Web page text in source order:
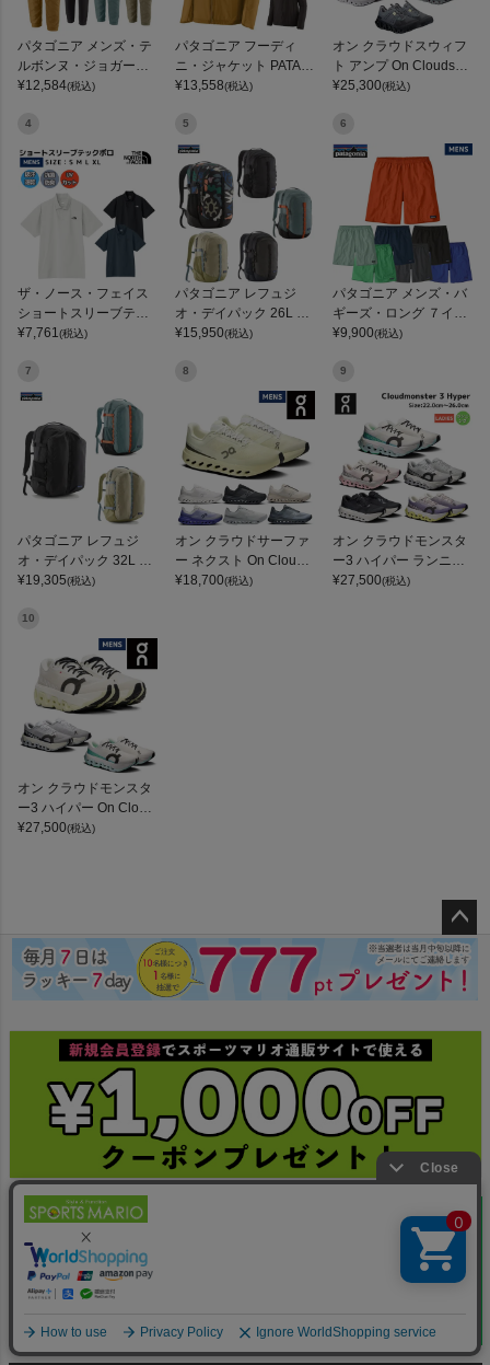
パタゴニア メンズ・テ
ルボンヌ・ジョガーズ
PATAGONIA MS TERR
¥12,584(税込)
パタゴニア フーディ
ニ・ジャケット PATAG
ONIA MS HOUDINI JKT
¥13,558(税込)
オン クラウドスウィフ
ト アンプ On Cloudswif
t Amp
¥25,300(税込)
4
ザ・ノース・フェイス
ショートスリーブテッ
クポロ THE NORTH FA
¥7,761 (税込)
5
パタゴニア レフュジ
オ・デイパック 26L PA
TAGONIA REFUGIO DA
¥15,950(税込)
6
パタゴニア メンズ・バ
ギーズ・ロング ７イン
チ Patagonia Men's Ba
¥9,900(税込)
7
パタゴニア レフュジ
オ・デイパック 32L PA
TAGONIA REFUGIO DA
¥19,305(税込)
8
オン クラウドサーファ
ー ネクスト On Clouds
urfer Next
¥18,700(税込)
9
オン クラウドモンスタ
ー3 ハイパー ランニン
グシューズ ランシュー
¥27,500(税込)
10
オン クラウドモンスタ
ー3 ハイパー On Cloud
monster 3 Hyper
¥27,500(税込)
ペー
ジト
ップ